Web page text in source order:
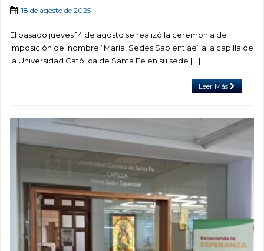
18 de agosto de 2025
El pasado jueves 14 de agosto se realizó la ceremonia de
imposición del nombre “María, Sedes Sapientiae” a la capilla de
la Universidad Católica de Santa Fe en su sede […]
Leer Más